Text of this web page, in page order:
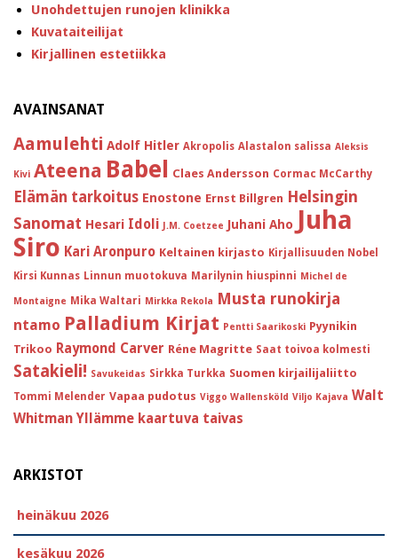
Unohdettujen runojen klinikka
Kuvataiteilijat
Kirjallinen estetiikka
AVAINSANAT
Aamulehti Adolf Hitler Akropolis Alastalon salissa Aleksis
Kivi Ateena Babel Claes Andersson Cormac McCarthy
Elämän tarkoitus Enostone Ernst Billgren Helsingin
Sanomat Hesari Idoli J.M. Coetzee Juhani Aho Juha
Siro Kari Aronpuro Keltainen kirjasto Kirjallisuuden Nobel
Kirsi Kunnas Linnun muotokuva Marilynin hiuspinni Michel de
Montaigne Mika Waltari Mirkka Rekola Musta runokirja
ntamo Palladium Kirjat Pentti Saarikoski Pyynikin
Trikoo Raymond Carver Réne Magritte Saat toivoa kolmesti
Satakieli! Savukeidas Sirkka Turkka Suomen kirjailijaliitto
Tommi Melender Vapaa pudotus Viggo Wallensköld Viljo Kajava Walt
Whitman Yllämme kaartuva taivas
ARKISTOT
heinäkuu 2026
kesäkuu 2026